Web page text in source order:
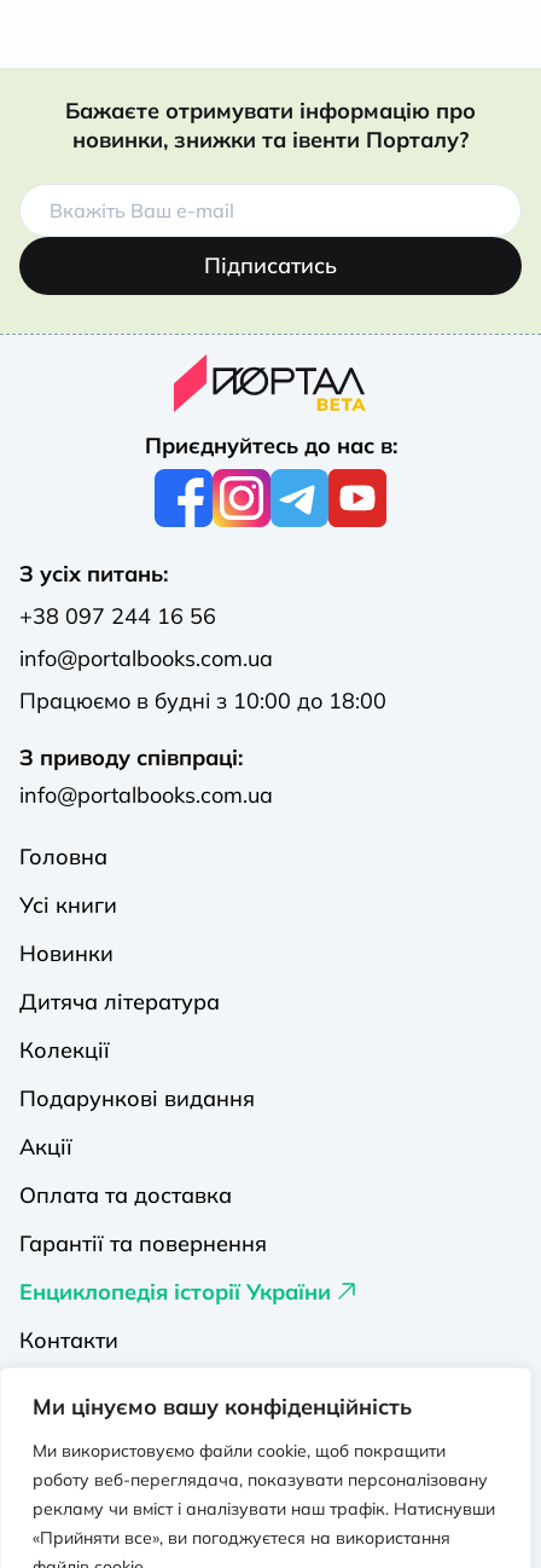
Ми цінуємо вашу конфіденційність
Ми використовуємо файли cookie, щоб покращити
роботу веб-переглядача, показувати персоналізовану
рекламу чи вміст і аналізувати наш трафік. Натиснувши
«Прийняти все», ви погоджуєтеся на використання
Бажаєте отримувати інформацію про
новинки, знижки та івенти Порталу?
Підписатись
Приєднуйтесь до нас в:
З усіх питань:
+38 097 244 16 56
info@portalbooks.com.ua
Працюємо в будні з 10:00 до 18:00
З приводу співпраці:
info@portalbooks.com.ua
Головна
Усі книги
Новинки
Дитяча література
Колекції
Подарункові видання
Акції
Оплата та доставка
Гарантії та повернення
Енциклопедія історії України
Контакти
Видавництва на Порталі
Політика конфіденційності
Публічна оферта